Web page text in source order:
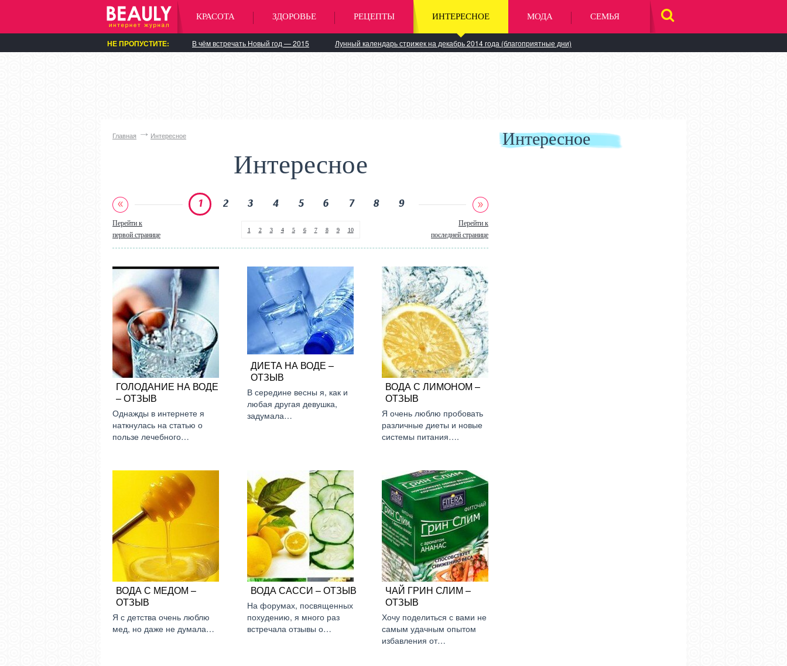
КРАСОТА ЗДОРОВЬЕ РЕЦЕПТЫ ИНТЕРЕСНОЕ МОДА СЕМЬЯ
НЕ ПРОПУСТИТЕ: В чём встречать Новый год — 2015 Лунный календарь стрижек на декабрь 2014 года (благоприятные дни)
Главная Интересное
Интересное
1 2 3 4 5 6 7 8 9
1 2 3 4 5 6 7 8 9 10
Перейти к
первой странице
Перейти к
последней странице
ГОЛОДАНИЕ НА ВОДЕ
– ОТЗЫВ
Однажды в интернете я
наткнулась на статью о
пользе лечебного…
ДИЕТА НА ВОДЕ –
ОТЗЫВ
В середине весны я, как и
любая другая девушка,
задумала…
ВОДА С ЛИМОНОМ –
ОТЗЫВ
Я очень люблю пробовать
различные диеты и новые
системы питания….
ВОДА С МЕДОМ –
ОТЗЫВ
Я с детства очень люблю
мед, но даже не думала…
ВОДА САССИ – ОТЗЫВ
На форумах, посвященных
похудению, я много раз
встречала отзывы о…
ЧАЙ ГРИН СЛИМ –
ОТЗЫВ
Хочу поделиться с вами не
самым удачным опытом
избавления от…
Интересное